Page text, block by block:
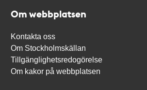
Om webbplatsen
Kontakta oss
Om Stockholmskällan
Tillgänglighetsredogörelse
Om kakor på webbplatsen